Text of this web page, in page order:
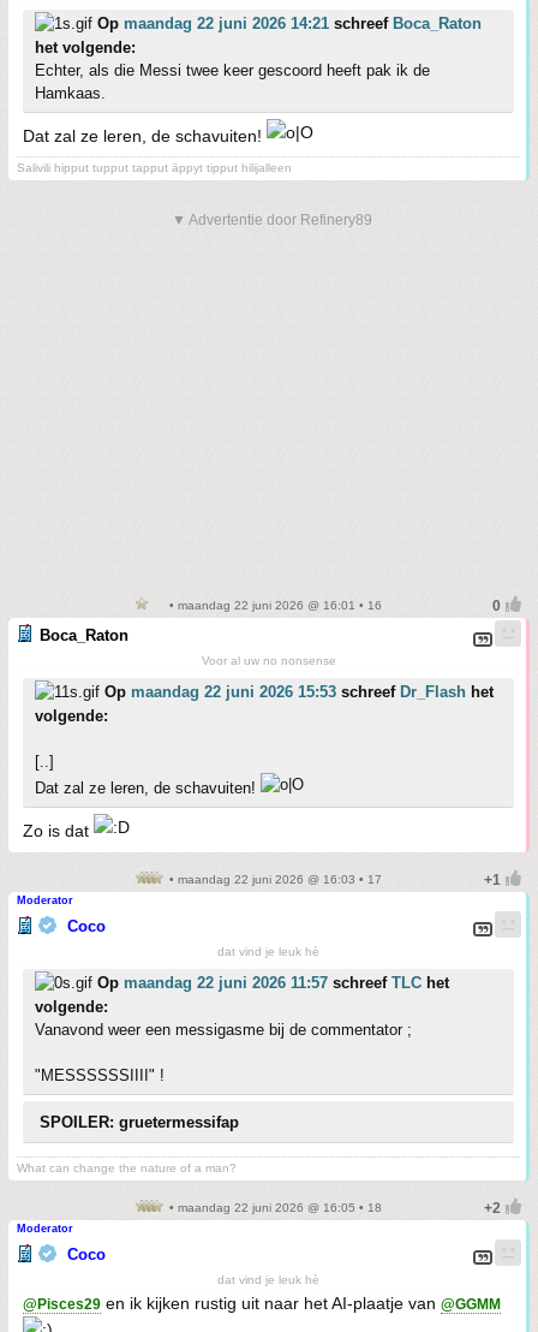
Op maandag 22 juni 2026 14:21 schreef Boca_Raton
het volgende:
Echter, als die Messi twee keer gescoord heeft pak ik de
Hamkaas.
Dat zal ze leren, de schavuiten!
Salivili hipput tupput tapput äppyt tipput hilijalleen
▼ Advertentie door Refinery89
• maandag 22 juni 2026 @ 16:01 • 16
Boca_Raton
Voor al uw no nonsense
Op maandag 22 juni 2026 15:53 schreef Dr_Flash het
volgende:
[..]
Dat zal ze leren, de schavuiten!
Zo is dat
• maandag 22 juni 2026 @ 16:03 • 17
Moderator
Coco
dat vind je leuk hè
Op maandag 22 juni 2026 11:57 schreef TLC het
volgende:
Vanavond weer een messigasme bij de commentator ;
"MESSSSSSIIII" !
SPOILER: gruetermessifap
What can change the nature of a man?
• maandag 22 juni 2026 @ 16:05 • 18
Moderator
Coco
dat vind je leuk hè
@Pisces29 en ik kijken rustig uit naar het AI-plaatje van @GGMM